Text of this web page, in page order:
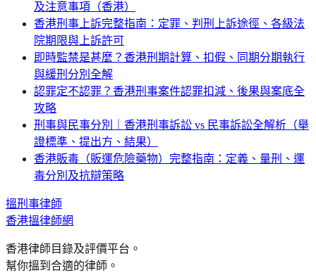
及注意事項（香港）
香港刑事上訴完整指南：定罪、判刑上訴途徑、各級法
院期限與上訴許可
即時監禁是甚麼？香港刑期計算、扣假、同期分期執行
與緩刑分別全解
認罪定不認罪？香港刑事案件認罪扣減、後果與案底全
攻略
刑事與民事分別｜香港刑事訴訟 vs 民事訴訟全解析（舉
證標準、提出方、結果）
香港販毒（販運危險藥物）完整指南：定義、量刑、運
毒分別及抗辯策略
搵刑事律師
香港搵律師網
香港律師目錄及評價平台。
幫你搵到合適的律師。